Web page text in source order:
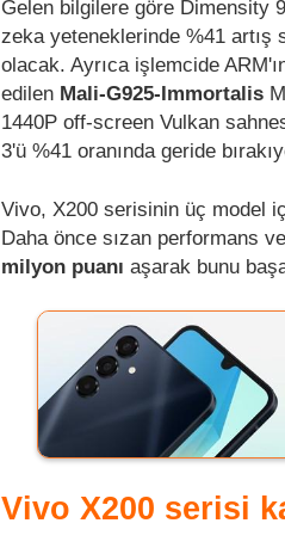
Gelen bilgilere göre Dimensity
zeka yeteneklerinde %41 artış
olacak. Ayrıca işlemcide
edilen Mali-G925-Immortalis
1440P off-screen Vulkan
3'ü %41 oranında geride
Vivo, X200 serisinin üç model
Daha önce sızan performans
milyon puanı aşarak bunu
Vivo X200 serisi